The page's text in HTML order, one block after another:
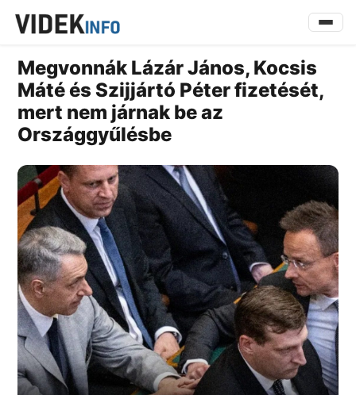
Megvonnák Lázár János, Kocsis
Máté és Szijjártó Péter fizetését,
mert nem járnak be az
Országgyűlésbe